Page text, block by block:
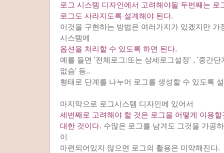
로그 시스템 디자인에서 고려해야될 두번째는 로
로그도 사라지도록 설계해야 된다.
이것을 구현하는 방법은 여러가지가 있겠지만 가
시스템에
옵션을 처리할 수 있도록 하면 된다.
예를 들면 '전체로그:또는 상세로그설정' , '중간
없슴' 등..
형태로 단계를 나누어 로그를 생성할 수 있도록
마지막으로 로그시스템 디자인에 있어서
세번째로 고려해야 할 것은 로그을 어떻게 이용할
대한 것이다. 수많은 로그를 남겨도 그것을 가공
이
마련되어있지 않으면 로그의 활용은 미약해진다.